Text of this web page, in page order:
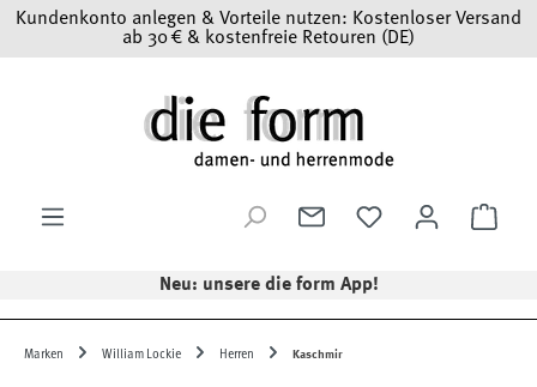
Zum Hauptinhalt springen
Kundenkonto anlegen & Vorteile nutzen: Kostenloser Versand
ab 30 € & kostenfreie Retouren (DE)
Neu: unsere die form App!
Marken William Lockie Herren Kaschmir